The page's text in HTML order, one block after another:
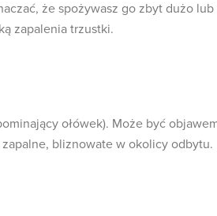
że spożywasz go zbyt dużo lub
zapalenia trzustki.
ołówek). Może być
bliznowate w okolicy odbytu.